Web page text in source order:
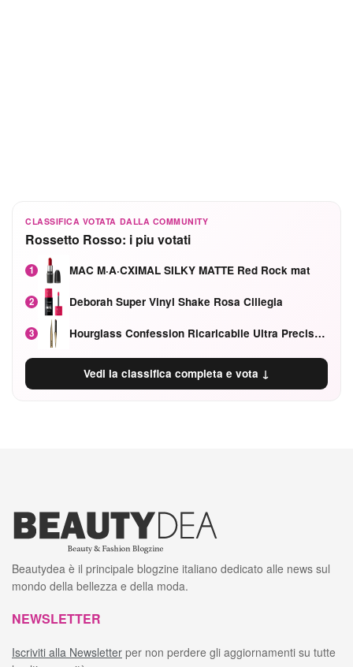
CLASSIFICA VOTATA DALLA COMMUNITY
Rossetto Rosso: i piu votati
1 MAC M·A·CXIMAL SILKY MATTE Red Rock mat
2 Deborah Super Vinyl Shake Rosa Ciliegia
3 Hourglass Confession Ricaricabile Ultra Preciso Ad Alta Intensità Secretly Classic Red
Vedi la classifica completa e vota ↓
Beautydea è il principale blogzine italiano dedicato alle news sul
mondo della bellezza e della moda.
NEWSLETTER
Iscriviti alla Newsletter per non perdere gli aggiornamenti su tutte